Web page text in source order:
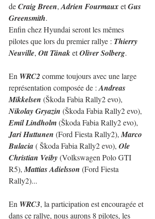
de Craig Breen, Adrien Fourmaux et Gus
Greensmith.
Enfin chez Hyundai seront les mêmes
pilotes que lors du premier rallye : Thierry
Neuville, Ott Tänak et Oliver Solberg.
En WRC2 comme toujours avec une large
représentation composée de : Andreas
Mikkelsen (Škoda Fabia Rally2 evo),
Nikolay Gryazin (Škoda Fabia Rally2 evo),
Emil Lindholm (Škoda Fabia Rally2 evo),
Jari Huttunen (Ford Fiesta Rally2), Marco
Bulacia ( Škoda Fabia Rally2 evo), Ole
Christian Veiby (Volkswagen Polo GTI
R5), Mattias Adielsson (Ford Fiesta
Rally2)...
En WRC3, la participation est encouragée et
dans ce rallye, nous aurons 8 pilotes, les